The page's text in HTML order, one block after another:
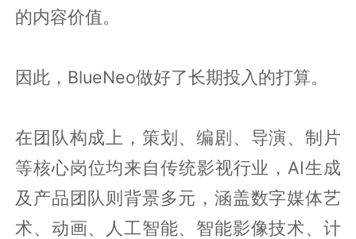
的内容价值。
因此，BlueNeo做好了长期投入的打算。
在团队构成上，策划、编剧、导演、制片
等核心岗位均来自传统影视行业，AI生成
及产品团队则背景多元，涵盖数字媒体艺
术、动画、人工智能、智能影像技术、计